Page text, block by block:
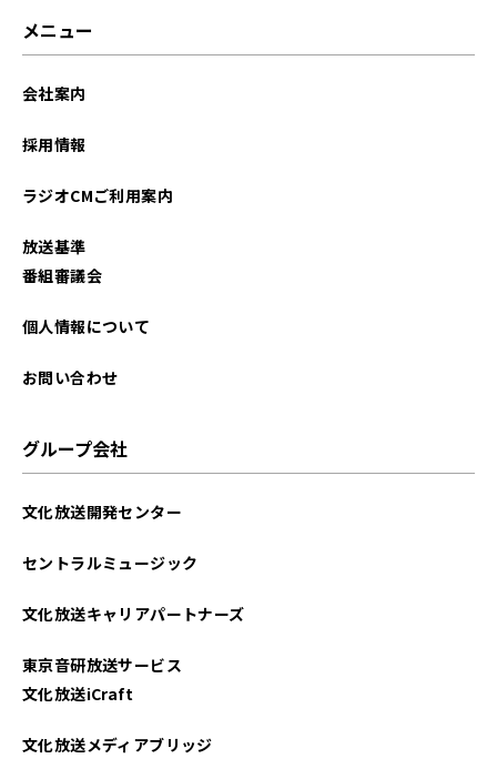
メニュー
会社案内
採用情報
ラジオCMご利用案内
放送基準
番組審議会
個人情報について
お問い合わせ
グループ会社
文化放送開発センター
セントラルミュージック
文化放送キャリアパートナーズ
東京音研放送サービス
文化放送iCraft
文化放送メディアブリッジ